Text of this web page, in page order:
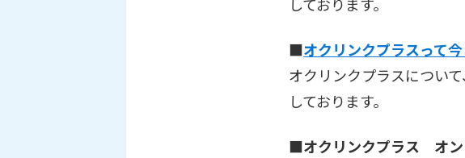
しております。
■オクリンクプラスって
オクリンクプラスについて
しております。
■オクリンクプラス オン